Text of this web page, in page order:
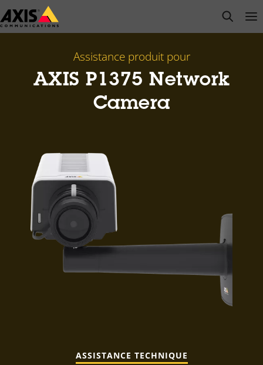
Passer
au
open
Assistance produit pour
AXIS P1375 Network
Camera
ASSISTANCE TECHNIQUE